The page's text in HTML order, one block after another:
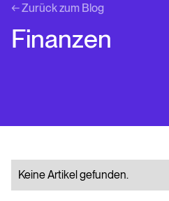
← Zurück zum Blog
Finanzen
Keine Artikel gefunden.